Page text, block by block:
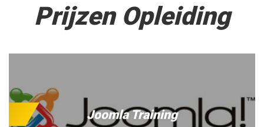
Prijzen Opleiding
Joomla Training